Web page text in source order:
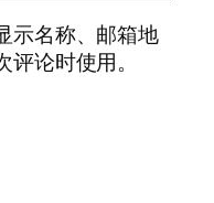
示名称、邮箱地
论时使用。